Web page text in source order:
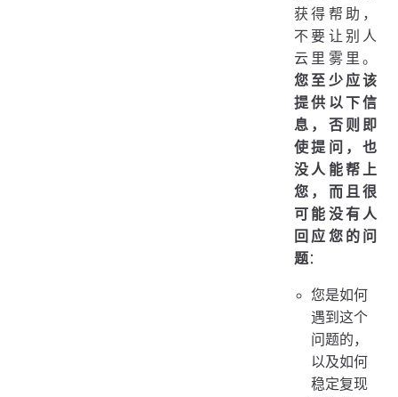
获得帮助，
不要让别人
云里雾里。
您至少应该
提供以下信
息，否则即
使提问，也
没人能帮上
您，而且很
可能没有人
回应您的问
题：
您是如何
遇到这个
问题的，
以及如何
稳定复现